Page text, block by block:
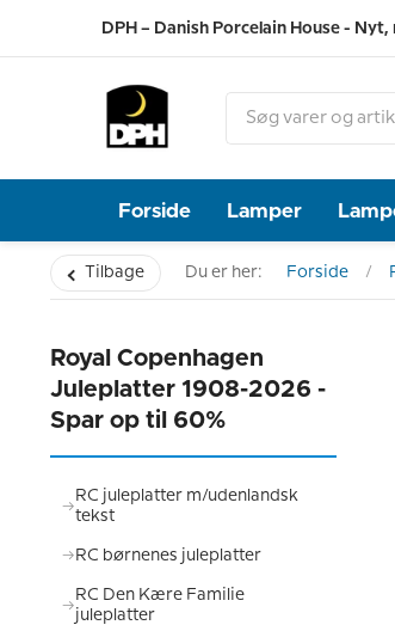
DPH – Danish Porcelain House -
Forside Lamper
Tilbage Du er her: Forside
Royal Copenhagen
Juleplatter 1908-2026 -
Spar op til 60%
RC juleplatter m/udenlandsk
tekst
RC børnenes juleplatter
RC Den Kære Familie
juleplatter
Rørstrand